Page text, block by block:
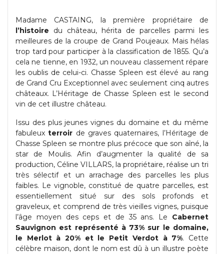
Madame CASTAING, la première propriétaire de
l’histoire du château, hérita de parcelles parmi les
meilleures de la croupe de Grand Poujeaux. Mais hélas
trop tard pour participer à la classification de 1855. Qu’a
cela ne tienne, en 1932, un nouveau classement répare
les oublis de celui-ci. Chasse Spleen est élevé au rang
de Grand Cru Exceptionnel avec seulement cinq autres
châteaux. L’Héritage de Chasse Spleen est le second
vin de cet illustre château.
Issu des plus jeunes vignes du domaine et du même
fabuleuxterroir de graves quaternaires, l’Héritage de
Chasse Spleen se montre plus précoce que son aîné, la
star de Moulis. Afin d’augmenter la qualité de sa
production, Céline VILLARS, la propriétaire, réalise un tri
très sélectif et un arrachage des parcelles les plus
faibles. Le vignoble, constitué de quatre parcelles, est
essentiellement situé sur des sols profonds et
graveleux, et comprend de très vieilles vignes, puisque
l’âge moyen des ceps et de 35 ans. Le Cabernet
Sauvignon est représenté à 73% sur le domaine,
le Merlot à 20% et le Petit Verdot à 7%. Cette
célèbre maison, dont le nom est dû à un illustre poète